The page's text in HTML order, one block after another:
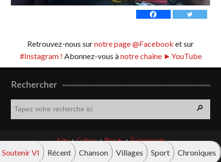
Retrouvez-nous surnotre page @Facebook et sur
#Instagram ! Abonnez-vous ànotre chaîne ►YouTube
Soutenir VI Récent Chanson Villages Sport Chroniques
Rechercher
e
r
Actu Culture Play ► Événements
© Vava innova 2026. Tous droits réservés.